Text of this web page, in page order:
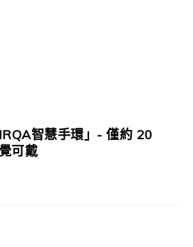
智慧手環」- 僅約 20
可戴